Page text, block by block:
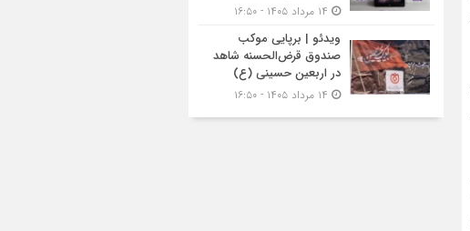
ویدئو | برپایی موکب
صندوق قرض‌الحسنه شاهد
در اربعین حسینی (ع)